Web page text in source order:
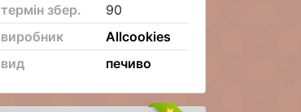
термін збер.
90
виробник
Allcookies
вид
печиво